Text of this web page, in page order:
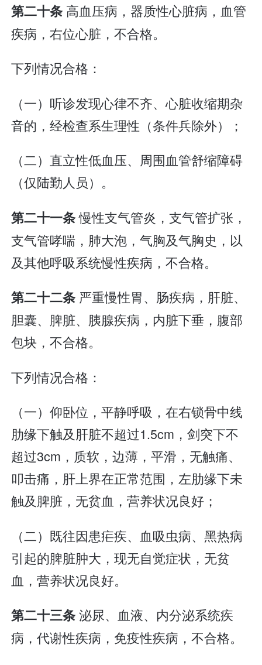
第二十条 高血压病，器质性心脏病，血管
疾病，右位心脏，不合格。
下列情况合格：
（一）听诊发现心律不齐、心脏收缩期杂
音的，经检查系生理性（条件兵除外）；
（二）直立性低血压、周围血管舒缩障碍
（仅陆勤人员）。
第二十一条慢性支气管炎，支气管扩张，
支气管哮喘，肺大泡，气胸及气胸史，以
及其他呼吸系统慢性疾病，不合格。
第二十二条 严重慢性胃、肠疾病，肝脏、
胆囊、脾脏、胰腺疾病，内脏下垂，腹部
包块，不合格。
下列情况合格：
（一）仰卧位，平静呼吸，在右锁骨中线
肋缘下触及肝脏不超过1.5cm，剑突下不
超过3cm，质软，边薄，平滑，无触痛、
叩击痛，肝上界在正常范围，左肋缘下未
触及脾脏，无贫血，营养状况良好；
（二）既往因患疟疾、血吸虫病、黑热病
引起的脾脏肿大，现无自觉症状，无贫
血，营养状况良好。
第二十三条泌尿、血液、内分泌系统疾
病，代谢性疾病，免疫性疾病，不合格。